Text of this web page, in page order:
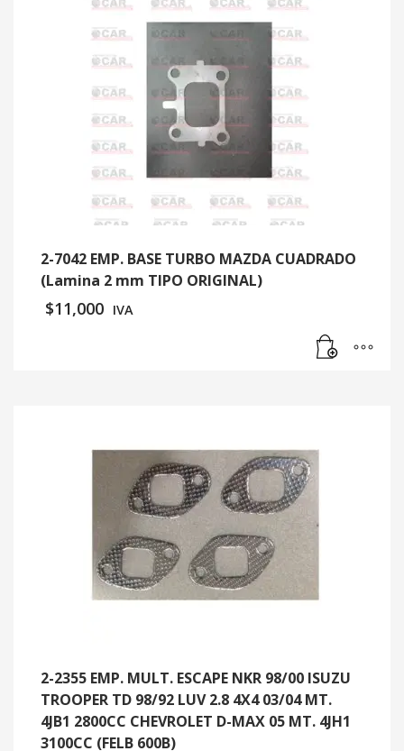
2-7042 EMP. BASE TURBO MAZDA CUADRADO
(Lamina 2 mm TIPO ORIGINAL)
$11,000 IVA
2-2355 EMP. MULT. ESCAPE NKR 98/00 ISUZU
TROOPER TD 98/92 LUV 2.8 4X4 03/04 MT.
4JB1 2800CC CHEVROLET D-MAX 05 MT. 4JH1
3100CC (FELB 600B)